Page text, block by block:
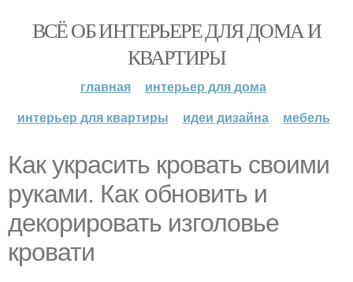
ВСЁ ОБ ИНТЕРЬЕРЕ ДЛЯ ДОМА И
КВАРТИРЫ
главная
интерьер для дома
интерьер для квартиры
идеи дизайна мебель
Как украсить кровать своими
руками. Как обновить и
декорировать изголовье
кровати